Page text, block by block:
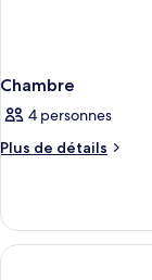
Chambre
4 personnes
Plus de détails
Plus
le
type
de